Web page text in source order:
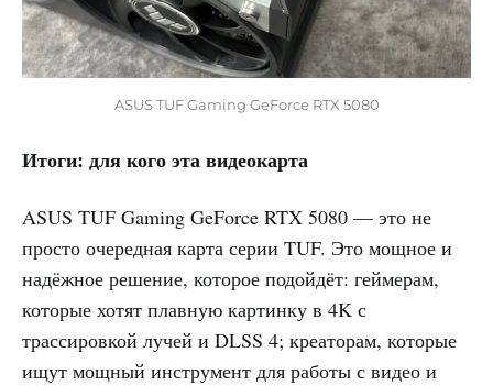
ASUS TUF Gaming GeForce RTX 5080
Итоги: для кого эта видеокарта
ASUS TUF Gaming GeForce RTX 5080 — это не
просто очередная карта серии TUF. Это мощное и
надёжное решение, которое подойдёт: геймерам,
которые хотят плавную картинку в 4K с
трассировкой лучей и DLSS 4; креаторам, которые
ищут мощный инструмент для работы с видео и